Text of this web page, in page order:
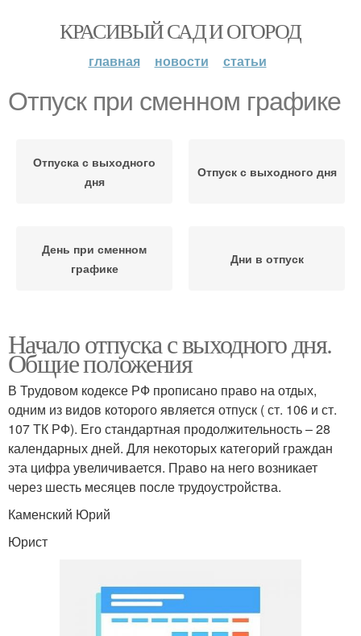
КРАСИВЫЙ САД И ОГОРОД
главная новости статьи
Отпуск при сменном графике
Отпуска с выходного
дня
Отпуск с выходного дня
День при сменном
графике
Дни в отпуск
Начало отпуска с выходного дня.
Общие положения
В Трудовом кодексе РФ прописано право на отдых,
одним из видов которого является отпуск ( ст. 106 и ст.
107 ТК РФ). Его стандартная продолжительность – 28
календарных дней. Для некоторых категорий граждан
эта цифра увеличивается. Право на него возникает
через шесть месяцев после трудоустройства.
Каменский Юрий
Юрист